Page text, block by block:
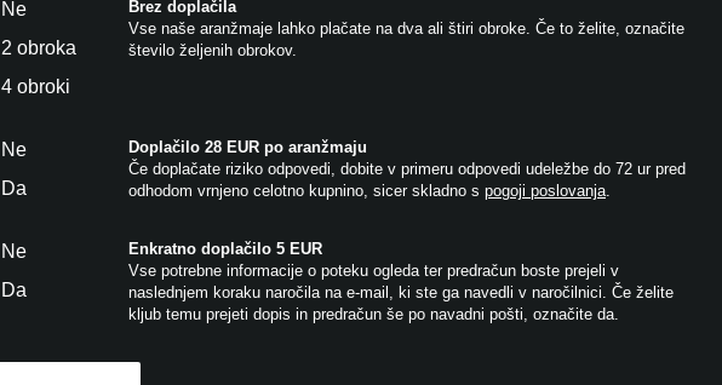
Ne
2 obroka
4 obroki
Brez doplačila
Vse naše aranžmaje lahko plačate na dva ali štiri obroke. Če to želite, označite
število željenih obrokov.
Ne
Da
Doplačilo 28 EUR po aranžmaju
Če doplačate riziko odpovedi, dobite v primeru odpovedi udeležbe do 72 ur pred
odhodom vrnjeno celotno kupnino, sicer skladno s pogoji poslovanja.
Ne
Da
Enkratno doplačilo 5 EUR
Vse potrebne informacije o poteku ogleda ter predračun boste prejeli v
naslednjem koraku naročila na e-mail, ki ste ga navedli v naročilnici. Če želite
kljub temu prejeti dopis in predračun še po navadni pošti, označite da.